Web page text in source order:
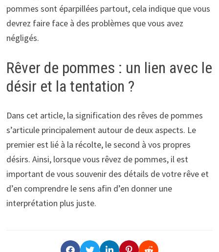
pommes sont éparpillées partout, cela indique que vous
devrez faire face à des problèmes que vous avez
négligés.
Rêver de pommes : un lien avec le
désir et la tentation ?
Dans cet article, la signification des rêves de pommes
s’articule principalement autour de deux aspects. Le
premier est lié à la récolte, le second à vos propres
désirs. Ainsi, lorsque vous rêvez de pommes, il est
important de vous souvenir des détails de votre rêve et
d’en comprendre le sens afin d’en donner une
interprétation plus juste.